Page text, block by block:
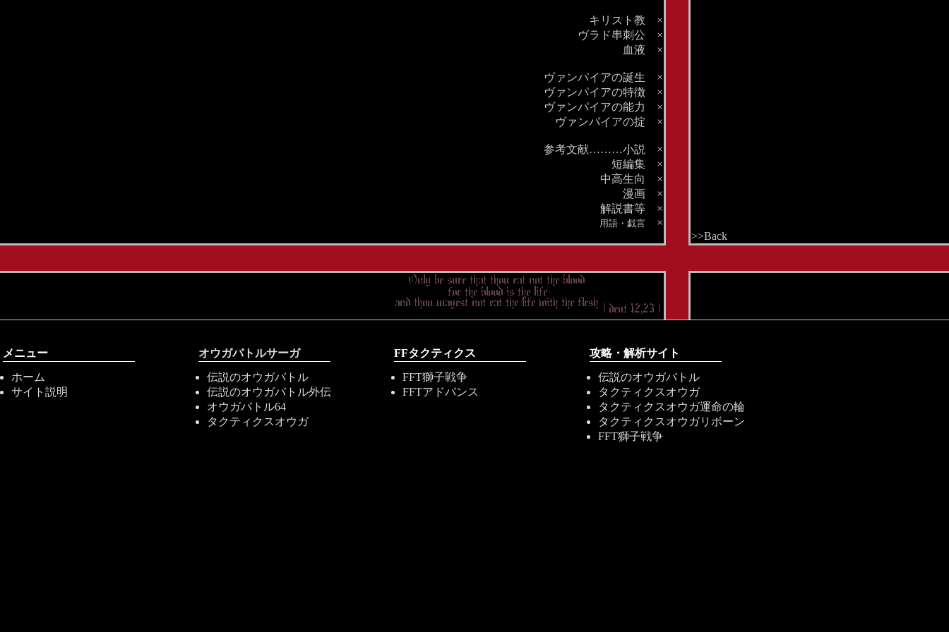
キリスト教 ×
ヴラド串刺公 ×
血液 ×
ヴァンパイアの誕生 ×
ヴァンパイアの特徴 ×
ヴァンパイアの能力
×
ヴァンパイアの掟 ×
参考文献………小説
×
短編集 ×
中高生向
×
漫画 ×
解説書等 ×
用語・戯言 ×
>>Back
メニュー
ホーム
サイト説明
オウガバトルサーガ
伝説のオウガバトル
伝説のオウガバトル外伝
オウガバトル64
タクティクスオウガ
FFタクティクス
FFT獅子戦争
FFTアドバンス
攻略・解析サイト
伝説のオウガバトル
タクティクスオウガ
タクティクスオウガ運命の輪
タクティクスオウガリボーン
FFT獅子戦争